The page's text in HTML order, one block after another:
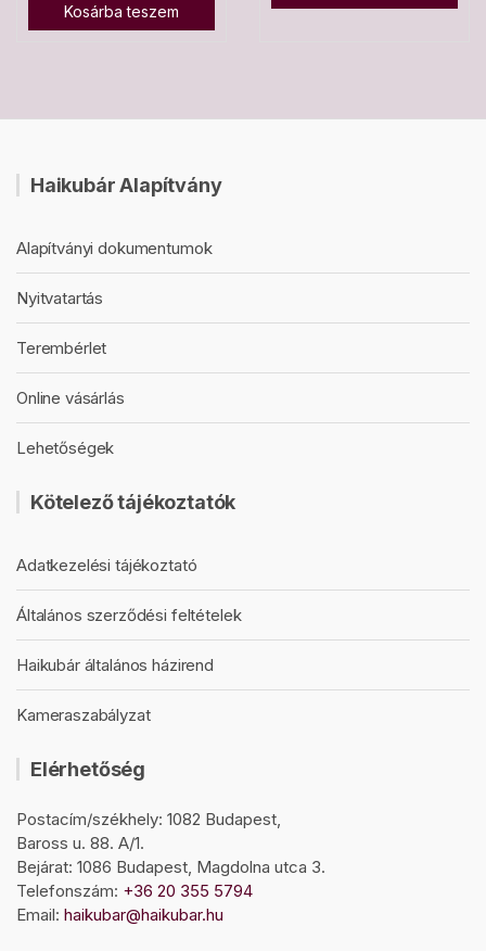
Kosárba teszem
Haikubár Alapítvány
Alapítványi dokumentumok
Nyitvatartás
Terembérlet
Online vásárlás
Lehetőségek
Kötelező tájékoztatók
Adatkezelési tájékoztató
Általános szerződési feltételek
Haikubár általános házirend
Kameraszabályzat
Elérhetőség
Postacím/székhely: 1082 Budapest,
Baross u. 88. A/1.
Bejárat: 1086 Budapest, Magdolna utca 3.
Telefonszám: +36 20 355 5794
Email: haikubar@haikubar.hu